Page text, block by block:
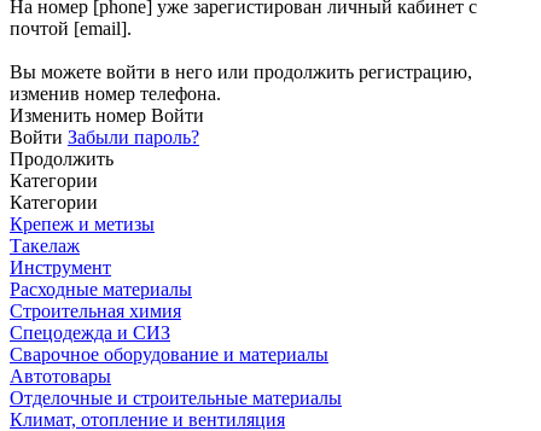
На номер [phone] уже зарегистирован личный кабинет с
почтой [email].
Вы можете войти в него или продолжить регистрацию,
изменив номер телефона.
Изменить номер Войти
Войти Забыли пароль?
Продолжить
Категории
Категории
Крепеж и метизы
Такелаж
Инструмент
Расходные материалы
Строительная химия
Спецодежда и СИЗ
Сварочное оборудование и материалы
Автотовары
Отделочные и строительные материалы
Климат, отопление и вентиляция